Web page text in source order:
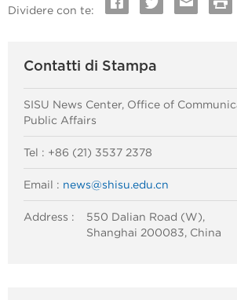
Dividere con te:
Contatti di Stampa
SISU News Center, Office of
Public Affairs
Tel : +86 (21) 3537 2378
Email : news@shisu.edu.cn
Address :
550 Dalian Road (W),
Shanghai 200083, China